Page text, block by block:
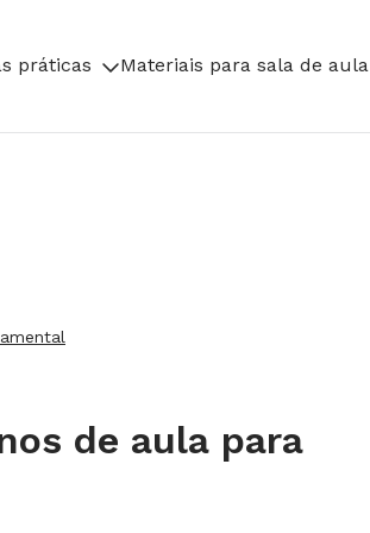
práticas Materiais para sala de aula
de aula para